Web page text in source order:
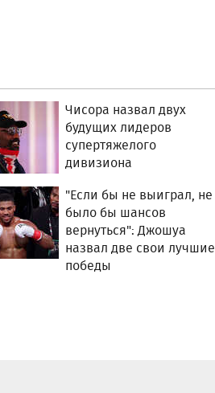
Чисора назвал двух
будущих лидеров
супертяжелого
дивизиона
"Если бы не выиграл, не
было бы шансов
вернуться": Джошуа
назвал две свои лучшие
победы